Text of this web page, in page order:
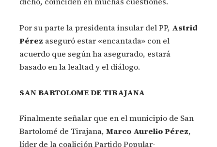
Por su parte la presidenta insular del PP, Astrid
Pérez aseguró estar «encantada» con el
acuerdo que según ha asegurado, estará
basado en la lealtad y el diálogo.
SAN BARTOLOME DE TIRAJANA
Finalmente señalar que en el municipio de San
Bartolomé de Tirajana, Marco Aurelio Pérez,
líder de la coalición Partido Popular-